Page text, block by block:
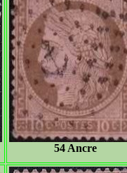
54 Ancre